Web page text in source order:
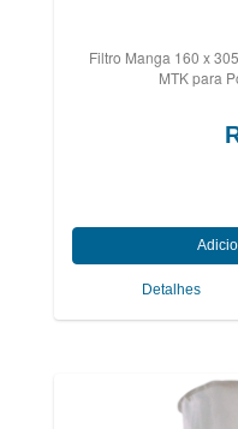
Filtro Manga 160 x
MTK para
Detalhes